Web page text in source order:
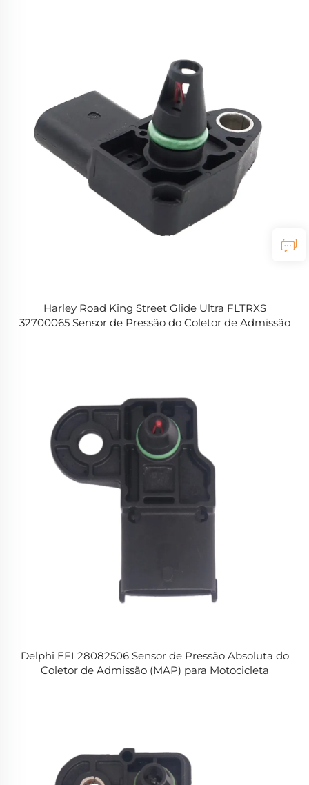
Harley Road King Street Glide Ultra FLTRXS
32700065 Sensor de Pressão do Coletor de Admissão
Delphi EFI 28082506 Sensor de Pressão Absoluta do
Coletor de Admissão (MAP) para Motocicleta